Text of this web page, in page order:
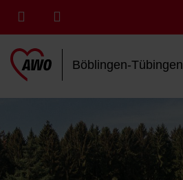
Böblingen-Tübingen